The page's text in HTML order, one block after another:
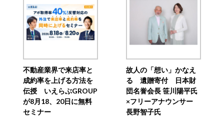
不動産業界で来店率と
成約率を上げる方法を
伝授 いえらぶGROUP
が8月18、20日に無料
セミナー
故人の「想い」かなえ
る 遺贈寄付 日本財
団名誉会長 笹川陽平氏
×フリーアナウンサー
長野智子氏